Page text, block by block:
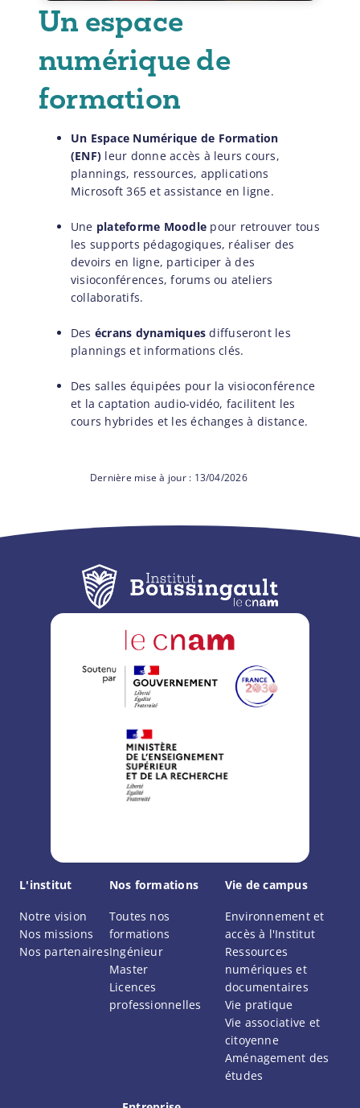
Un espace
numérique de
formation
Un Espace Numérique de Formation
(ENF) leur donne accès à leurs cours,
plannings, ressources, applications
Microsoft 365 et assistance en ligne.
Une plateforme Moodle pour retrouver tous
les supports pédagogiques, réaliser des
devoirs en ligne, participer à des
visioconférences, forums ou ateliers
collaboratifs.
Des écrans dynamiques diffuseront les
plannings et informations clés.
Des salles équipées pour la visioconférence
et la captation audio-vidéo, facilitent les
cours hybrides et les échanges à distance.
13/04/2026
L'institut
Notre vision
Nos missions
Nos partenaires
Nos formations
Toutes nos
formations
Ingénieur
Master
Licences
professionnelles
Vie de campus
Environnement et
accès à l'Institut
Ressources
numériques et
documentaires
Vie pratique
Vie associative et
citoyenne
Aménagement des
études